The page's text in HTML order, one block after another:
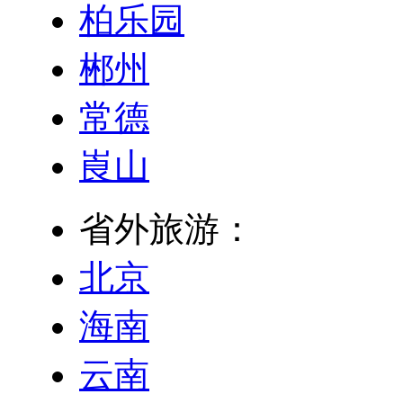
柏乐园
郴州
常德
崀山
省外旅游：
北京
海南
云南